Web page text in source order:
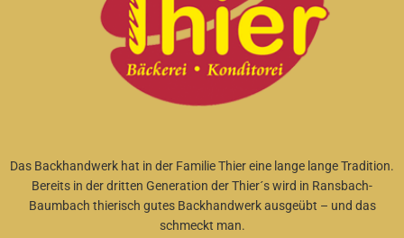
Das Backhandwerk hat in der Familie Thier eine lange lange Tradition.
Bereits in der dritten Generation der Thier´s wird in Ransbach-
Baumbach thierisch gutes Backhandwerk ausgeübt – und das
schmeckt man.